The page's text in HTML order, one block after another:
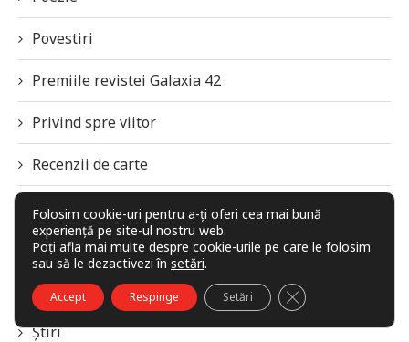
Povestiri
Premiile revistei Galaxia 42
Privind spre viitor
Recenzii de carte
Recomandări, rețete și secrete
SFF Panorama
Știință
Știri
Folosim cookie-uri pentru a-ți oferi cea mai bună
experiență pe site-ul nostru web.
Poți afla mai multe despre cookie-urile pe care le folosim
sau să le dezactivezi în setări.
Accept Respinge Setări CLOSE GDPR